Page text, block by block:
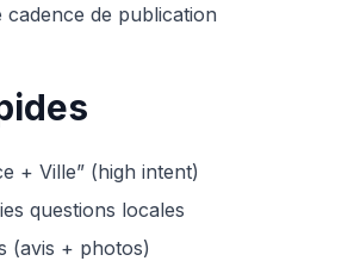
cadence de publication
+ Ville” (high intent)
questions locales
(avis + photos)